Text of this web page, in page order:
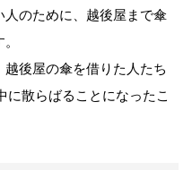
のために、越後屋まで傘
後屋の傘を借りた人たち
に散らばることになったこ